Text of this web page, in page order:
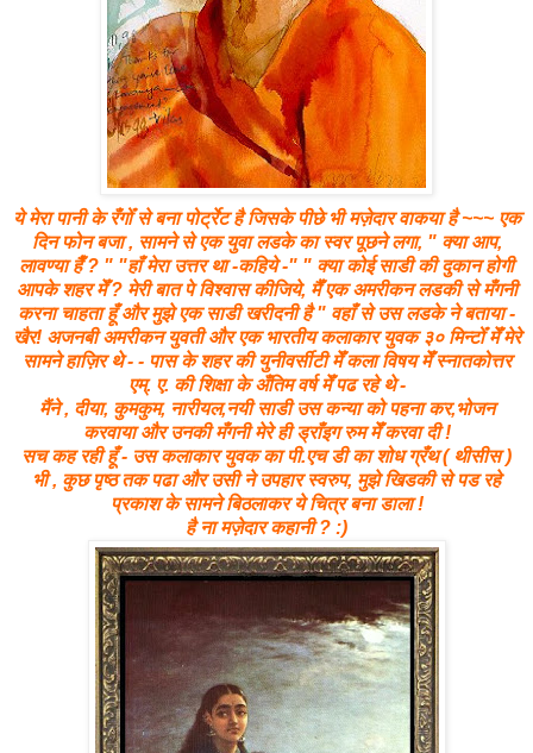
ये मेरा पानी के रँगोँ से बना पोर्ट्रेट है जिसके पीछे भी मज़ेदार वाकया है ~~~ एक
दिन फोन बजा , सामने से एक युवा लडके का स्वर पूछने लगा, " क्या आप,
लावण्या हैँ ? " "हाँ मेरा उत्तर था -कहिये -" " क्या कोई साडी की दुकान होगी
आपके शहर मेँ ? मेरी बात पे विश्वास कीजिये, मैँ एक अमरीकन लडकी से मँगनी
करना चाहता हूँ और मुझे एक साडी खरीदनी है " वहाँ से उस लडके ने बताया -
खैर! अजनबी अमरीकन युवती और एक भारतीय कलाकार युवक ३० मिन्टोँ मेँ मेरे
सामने हाज़िर थे - - पास के शहर की युनीवर्सीटी मेँ कला विषय मेँ स्नातकोत्तर
एम्. ए. की शिक्षा के अँतिम वर्ष मेँ पढ रहे थे -
मैंने , दीया, कुमकुम, नारीयल,नयी साडी उस कन्या को पहना कर,भोजन
करवाया और उनकी मँगनी मेरे ही ड्राँइग रुम मेँ करवा दी !
सच कह रही हूँ - उस कलाकार युवक का पी.एच डी का शोध ग्रँथ ( थीसीस )
भी , कुछ पृष्ठ तक पढा और उसी ने उपहार स्वरुप, मुझे खिडकी से पड रहे
प्रकाश के सामने बिठलाकर ये चित्र बना डाला !
है ना मज़ेदार कहानी ? :)